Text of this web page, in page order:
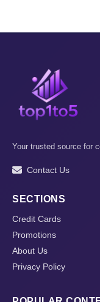
Your trusted source for
Contact Us
SECTIONS
Credit Cards
Promotions
About Us
Privacy Policy